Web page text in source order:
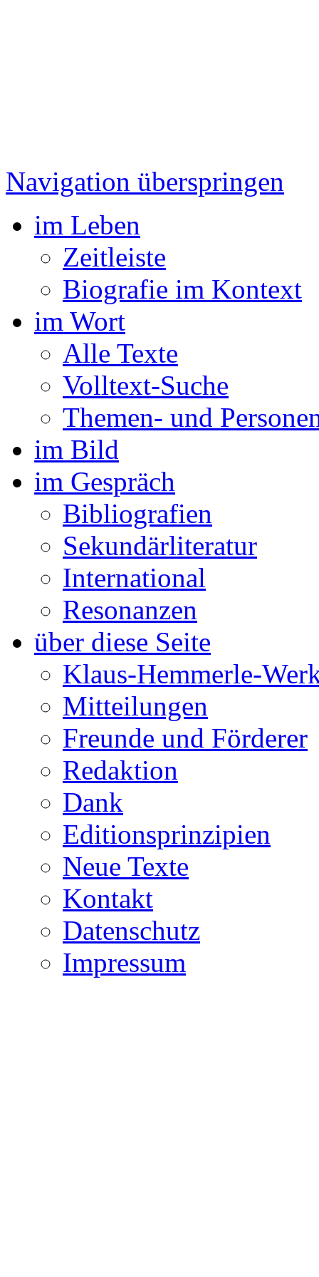
Navigation überspringen
im Leben
Zeitleiste
Biografie im Kontext
im Wort
Alle Texte
Volltext-Suche
Themen- und
im Bild
im Gespräch
Bibliografien
Sekundärliteratur
International
Resonanzen
über diese Seite
Klaus-Hemmerle-
Mitteilungen
Freunde und Förderer
Redaktion
Dank
Editionsprinzipien
Neue Texte
Kontakt
Datenschutz
Impressum